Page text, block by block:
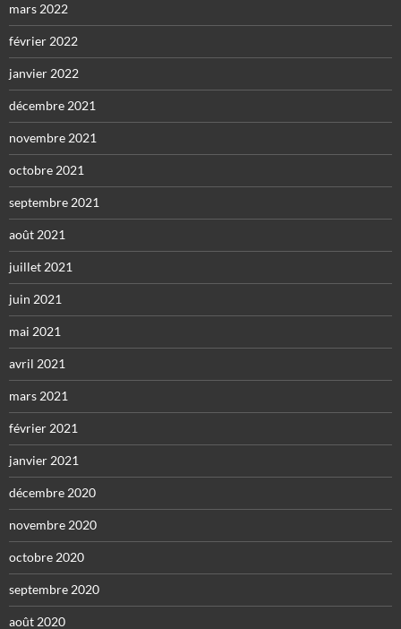
mars 2022
février 2022
janvier 2022
décembre 2021
novembre 2021
octobre 2021
septembre 2021
août 2021
juillet 2021
juin 2021
mai 2021
avril 2021
mars 2021
février 2021
janvier 2021
décembre 2020
novembre 2020
octobre 2020
septembre 2020
août 2020